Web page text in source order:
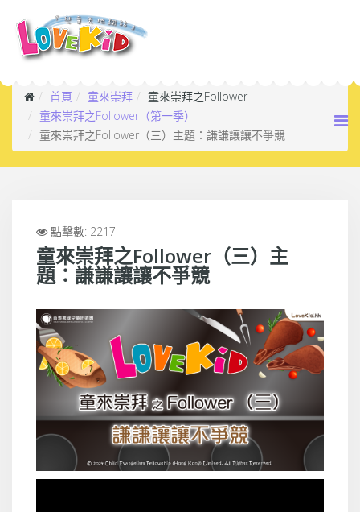
首頁 童來崇拜
童來崇拜之Follower
童來崇拜之Follower（第一季）
童來崇拜之Follower（三）主題：謙謙讓讓不爭競
點擊數: 2217
童來崇拜之Follower（三）主
題：謙謙讓讓不爭競